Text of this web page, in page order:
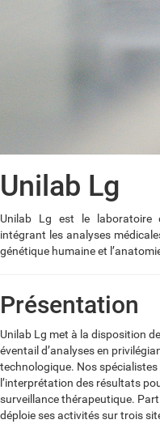
Unilab Lg
Unilab Lg est le laboratoire
intégrant les analyses
génétique humaine et
Présentation
Unilab Lg met à la disposition
éventail d’analyses en
technologique. Nos
l’interprétation des résultats
surveillance thérapeutique.
déploie ses activités sur trois